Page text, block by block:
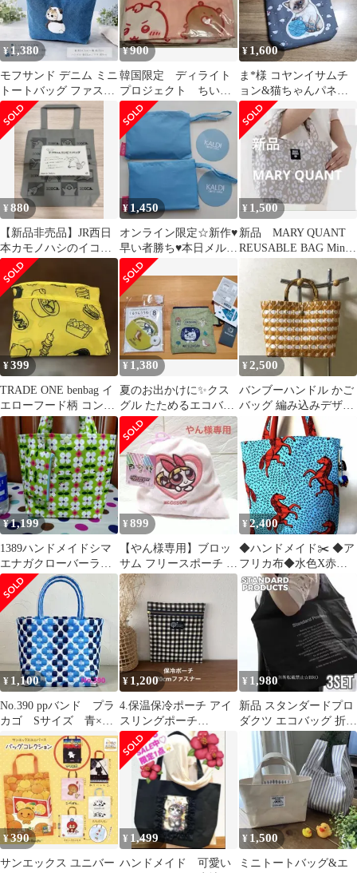
¥ 1,380
モフサンド デニム ミニ
トートバッグ ファスナ
ー付き ランチバッグ 猫
柄 新品
¥900
韓国限定 ディライト
プロジェクト ちいか
わ エコバッグ 未使
用品 非売品
¥1,600
ま*様 コヤンイサムチ
ョン&猫ちゃんパネル
ふっくらト–トバッグ★
オマケ付き
¥880
【新品非売品】JR西日
本カモノハシのイコち
ゃんエコバッグ ICOCA
鉄道グッズA
¥ 1,450
オンライン限定☆新作♥
早い者勝ち♥本日メルカ
リ便！KALDIカルディ
エコバッグ
¥1,500
新品 MARY QUANT
REUSABLE BAG Mini
¥399
TRADE ONE benbag イ
エローフード柄 コンビ
ニエコバッグ
¥ 1,380
夏のお出かけに✨️クス
グル たためるエコバッ
グ＆うちわ 2点セット
¥2,500
バンブーハンドル かご
バッグ 編み込みデザイ
¥1,199
1389ハンドメイドシマ
エナガクローバーラン
チバッグトートバッグ
印鑑小銭入セット
¥ 899
【やん様専用】ブロッ
サム フリースポーチ ピ
ンク
¥2,400
◆ハンドメイド✂️ ◆ア
フリカ布◆水色X赤馬
柄◆トートバッグ・シ
ョルダーバッグ
¥ 1,100
No.390 ppバンド プラ
カゴ Sサイズ 青×紺
×白
¥ 1,200
4.保温保冷ポーチ アイ
スリングポーチ
handmade フラット
¥ 1,980
新品 スタンダードプロ
ダクツ エコバッグ 折り
たたみ 保冷バッグ 買い
物 3点
¥390
サンエックス ユニバー
¥ 1,499
ハンドメイド 可愛い
¥ 1,500
ミニトートバッグ&エ